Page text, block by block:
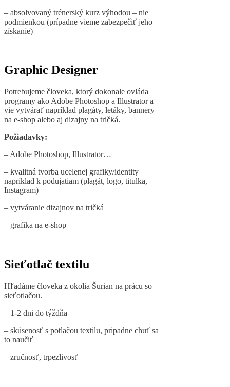
– absolvovaný trénerský kurz výhodou – nie
podmienkou (prípadne vieme zabezpečiť jeho
získanie)
Graphic Designer
Potrebujeme človeka, ktorý dokonale ovláda
programy ako Adobe Photoshop a Illustrator a
vie vytvárať napríklad plagáty, letáky, bannery
na e-shop alebo aj dizajny na tričká.
Požiadavky:
– Adobe Photoshop, Illustrator…
– kvalitná tvorba ucelenej grafiky/identity
napríklad k podujatiam (plagát, logo, titulka,
Instagram)
– vytváranie dizajnov na tričká
– grafika na e-shop
Sieťotlač textilu
Hľadáme človeka z okolia Šurian na prácu so
sieťotlačou.
– 1-2 dni do týždňa
– skúsenosť s potlačou textilu, pripadne chuť sa
to naučiť
– zručnosť, trpezlivosť